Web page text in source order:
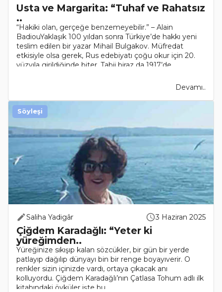
Usta ve Margarita: “Tuhaf ve Rahatsız
..
“Hakiki olan, gerçeğe benzemeyebilir.” – Alain
BadiouYaklaşık 100 yıldan sonra Türkiye’de hakkı yeni
teslim edilen bir yazar Mihail Bulgakov. Müfredat
etkisiyle olsa gerek, Rus edebiyatı çoğu okur için 20.
yüzyıla girildiğinde biter. Tabii biraz da 1917’de..
Devamı..
Saliha Yadigâr 3 Haziran 2025
Çiğdem Karadağlı: “Yeter ki
yüreğimden..
Yüreğinize sıkışıp kalan sözcükler, bir gün bir yerde
patlayıp dağılıp dünyayı bin bir renge boyayıverir. O
renkler sizin içinizde vardı, ortaya çıkacak anı
kolluyordu. Çiğdem Karadağlı’nın Çatlasa Tohum adlı ilk
kitabındaki öyküler işte bu ..
Söyleşi